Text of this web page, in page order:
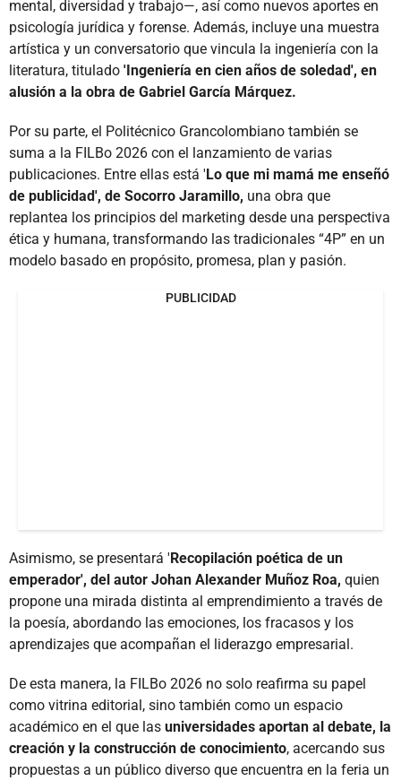
mental, diversidad y trabajo—, así como nuevos aportes en
psicología jurídica y forense. Además, incluye una muestra
artística y un conversatorio que vincula la ingeniería con la
literatura, titulado 'Ingeniería en cien años de soledad', en
alusión a la obra de Gabriel García Márquez.
Por su parte, el Politécnico Grancolombiano también se
suma a la FILBo 2026 con el lanzamiento de varias
publicaciones. Entre ellas está 'Lo que mi mamá me enseñó
de publicidad', de Socorro Jaramillo, una obra que
replantea los principios del marketing desde una perspectiva
ética y humana, transformando las tradicionales “4P” en un
modelo basado en propósito, promesa, plan y pasión.
PUBLICIDAD
Asimismo, se presentará 'Recopilación poética de un
emperador', del autor Johan Alexander Muñoz Roa, quien
propone una mirada distinta al emprendimiento a través de
la poesía, abordando las emociones, los fracasos y los
aprendizajes que acompañan el liderazgo empresarial.
De esta manera, la FILBo 2026 no solo reafirma su papel
como vitrina editorial, sino también como un espacio
académico en el que las universidades aportan al debate, la
creación y la construcción de conocimiento, acercando sus
propuestas a un público diverso que encuentra en la feria un